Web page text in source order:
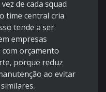
de cada squad
time central cria
tende a ser
empresas
orçamento
porque reduz
ao evitar